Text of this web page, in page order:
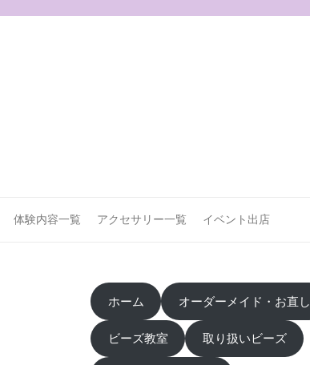
体験内容一覧 アクセサリー一覧 イベント出店
ホーム オーダーメイド・お直し
ビーズ教室 取り扱いビーズ